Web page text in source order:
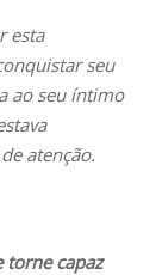
esta
seu
ao seu íntimo
atenção.
torne capaz